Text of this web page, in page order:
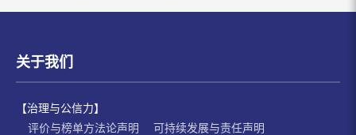
关于我们
【治理与公信力】
评价与榜单方法论声明
可持续发展与责任声明